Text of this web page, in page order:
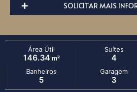
SOLICITAR MAIS
Área Útil
146.34 m²
Suítes
4
Banheiros
5
Garagem
3